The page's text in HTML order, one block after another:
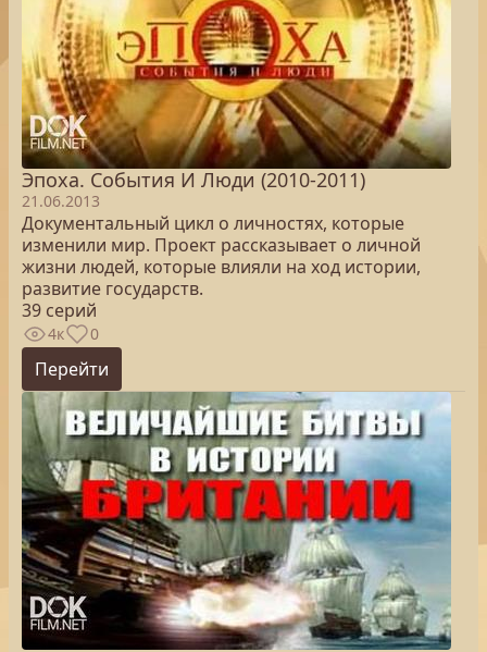
Эпоха. Cобытия И Люди (2010-2011)
21.06.2013
Документальный цикл о личностях, которые
изменили мир. Проект рассказывает о личной
жизни людей, которые влияли на ход истории,
развитие государств.
39 серий
4к 0
Перейти